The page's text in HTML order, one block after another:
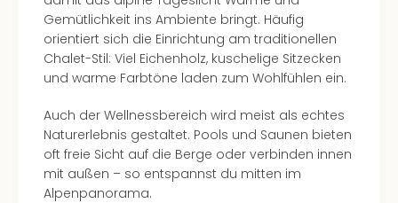
Gemütlichkeit ins Ambiente bringt. Häufig
orientiert sich die Einrichtung am traditionellen
Chalet-Stil: Viel Eichenholz, kuschelige Sitzecken
und warme Farbtöne laden zum Wohlfühlen ein.
Auch der Wellnessbereich wird meist als echtes
Naturerlebnis gestaltet. Pools und Saunen bieten
oft freie Sicht auf die Berge oder verbinden innen
mit außen – so entspannst du mitten im
Alpenpanorama.